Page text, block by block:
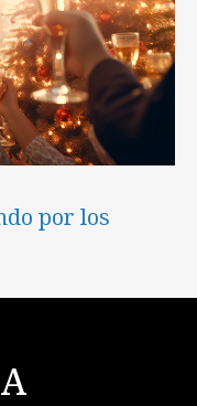
por los